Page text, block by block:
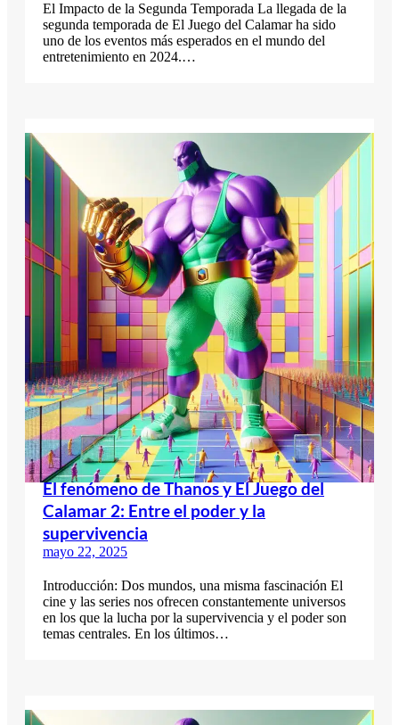
El Impacto de la Segunda Temporada La llegada de la
segunda temporada de El Juego del Calamar ha sido
uno de los eventos más esperados en el mundo del
entretenimiento en 2024.…
El fenómeno de Thanos y El Juego del
Calamar 2: Entre el poder y la
supervivencia
mayo 22, 2025
Introducción: Dos mundos, una misma fascinación El
cine y las series nos ofrecen constantemente universos
en los que la lucha por la supervivencia y el poder son
temas centrales. En los últimos…